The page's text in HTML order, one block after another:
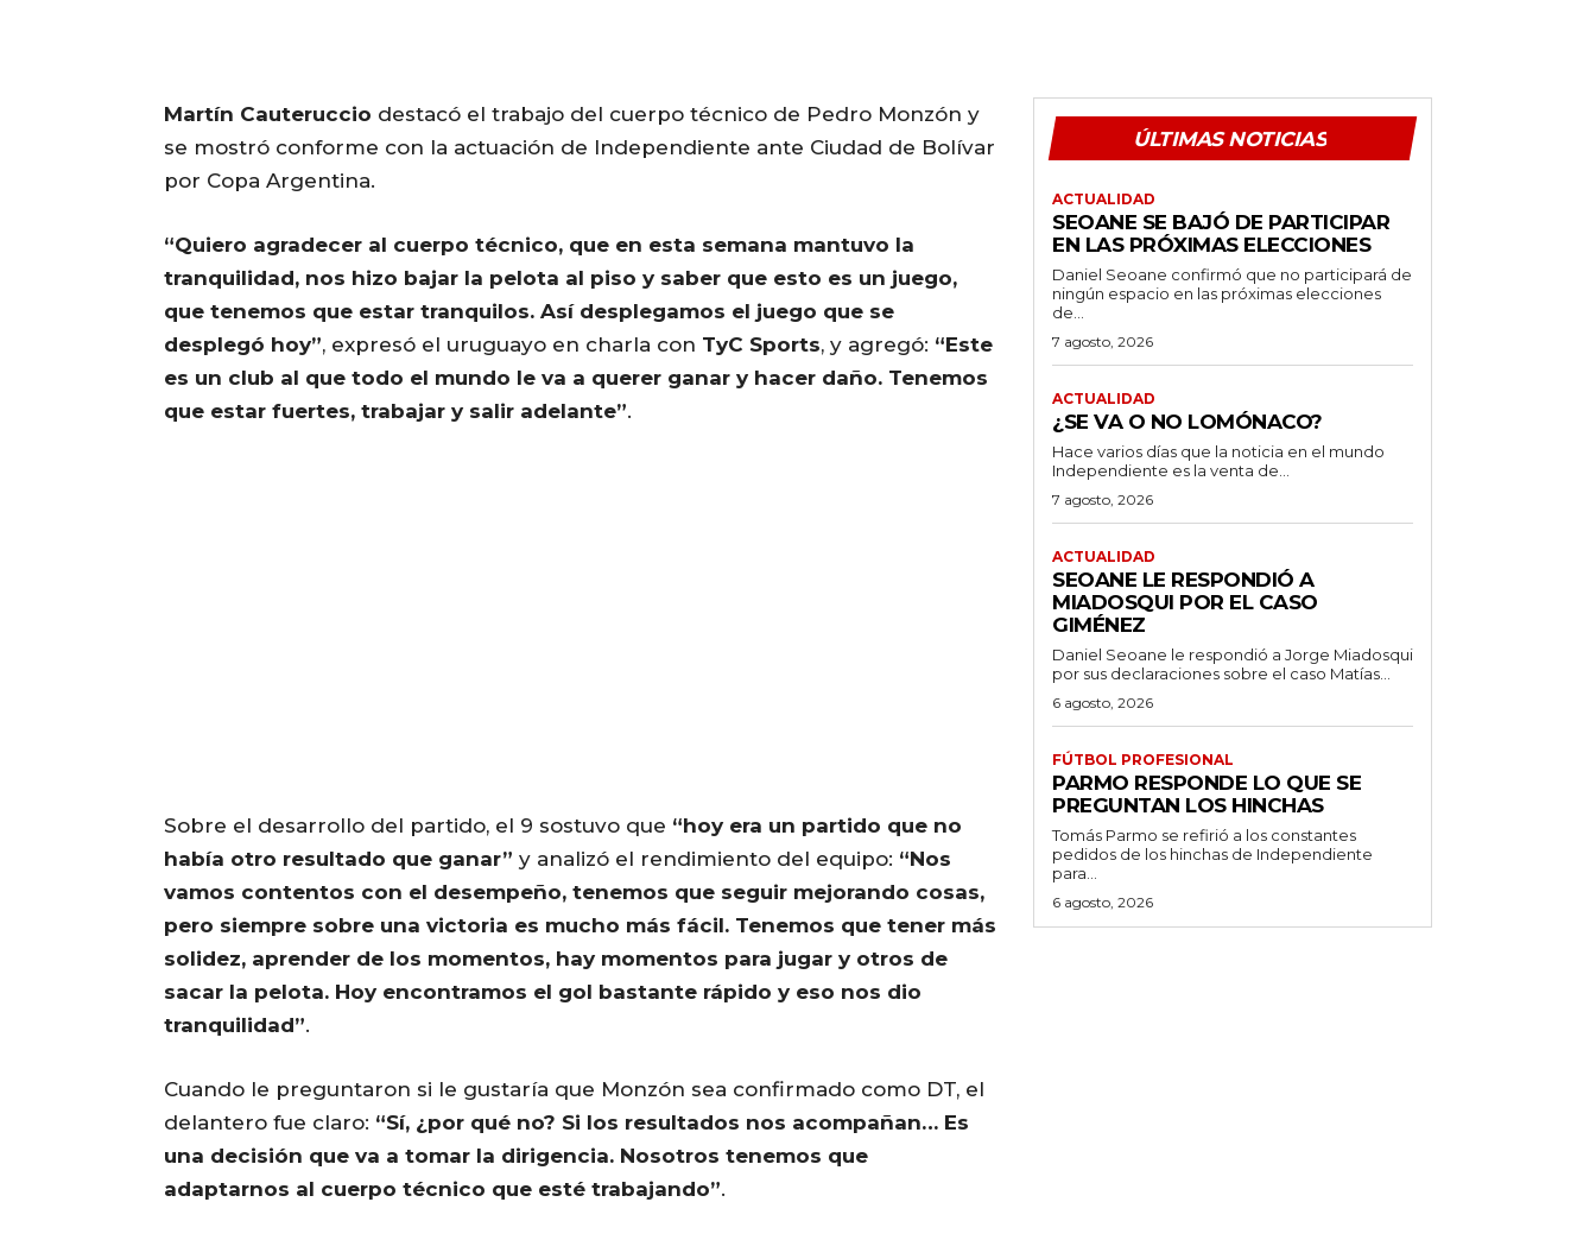
Martín Cauteruccio destacó el trabajo del cuerpo técnico de Pedro Monzón y
se mostró conforme con la actuación de Independiente ante Ciudad de Bolívar
por Copa Argentina.
“Quiero agradecer al cuerpo técnico, que en esta semana mantuvo la
tranquilidad, nos hizo bajar la pelota al piso y saber que esto es un juego,
que tenemos que estar tranquilos. Así desplegamos el juego que se
desplegó hoy”, expresó el uruguayo en charla con TyC Sports, y agregó: “Este
es un club al que todo el mundo le va a querer ganar y hacer daño. Tenemos
que estar fuertes, trabajar y salir adelante”.
Sobre el desarrollo del partido, el 9 sostuvo que “hoy era un partido que no
había otro resultado que ganar” y analizó el rendimiento del equipo: “Nos
vamos contentos con el desempeño, tenemos que seguir mejorando cosas,
pero siempre sobre una victoria es mucho más fácil. Tenemos que tener más
solidez, aprender de los momentos, hay momentos para jugar y otros de
sacar la pelota. Hoy encontramos el gol bastante rápido y eso nos dio
tranquilidad”.
Cuando le preguntaron si le gustaría que Monzón sea confirmado como DT, el
delantero fue claro: “Sí, ¿por qué no? Si los resultados nos acompañan… Es
una decisión que va a tomar la dirigencia. Nosotros tenemos que
adaptarnos al cuerpo técnico que esté trabajando”.
ÚLTIMAS NOTICIAS
ACTUALIDAD
SEOANE SE BAJÓ DE PARTICIPAR
EN LAS PRÓXIMAS ELECCIONES
Daniel Seoane confirmó que no participará de
ningún espacio en las próximas elecciones
de...
7 agosto, 2026
ACTUALIDAD
¿SE VA O NO LOMÓNACO?
Hace varios días que la noticia en el mundo
Independiente es la venta de...
7 agosto, 2026
ACTUALIDAD
SEOANE LE RESPONDIÓ A
MIADOSQUI POR EL CASO
GIMÉNEZ
Daniel Seoane le respondió a Jorge Miadosqui
por sus declaraciones sobre el caso Matías...
6 agosto, 2026
FÚTBOL PROFESIONAL
PARMO RESPONDE LO QUE SE
PREGUNTAN LOS HINCHAS
Tomás Parmo se refirió a los constantes
pedidos de los hinchas de Independiente
para...
6 agosto, 2026